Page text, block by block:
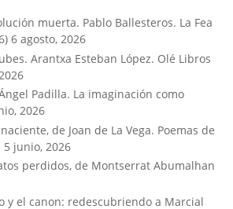
muerta. Pablo Ballesteros. La Fea
6 agosto, 2026
Arantxa Esteban López. Olé Libros
Padilla. La imaginación como
2026
de Joan de La Vega. Poemas de
5 junio, 2026
perdidos, de Montserrat Abumalhan
y el canon: redescubriendo a Marcial